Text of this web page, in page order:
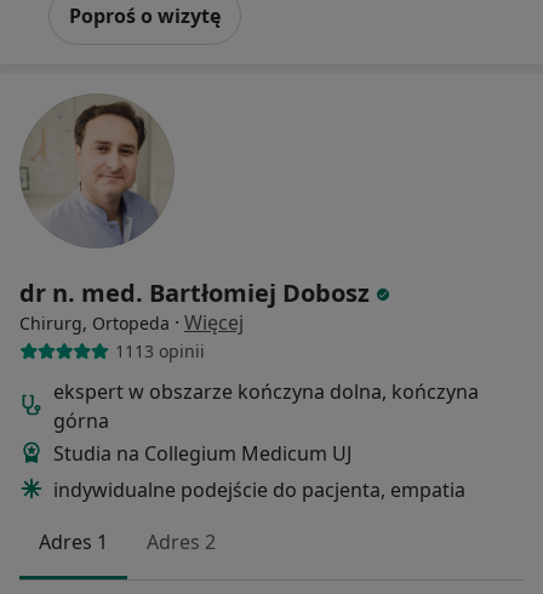
Poproś o wizytę
dr n. med. Bartłomiej Dobosz
Chirurg, Ortopeda · Więcej
1113 opinii
ekspert w obszarze kończyna dolna, kończyna
górna
Studia na Collegium Medicum UJ
indywidualne podejście do pacjenta, empatia
Adres 1
Adres 2